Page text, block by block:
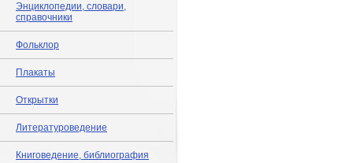
Энциклопедии, словари,
справочники
Фольклор
Плакаты
Открытки
Литературоведение
Книговедение, библиография